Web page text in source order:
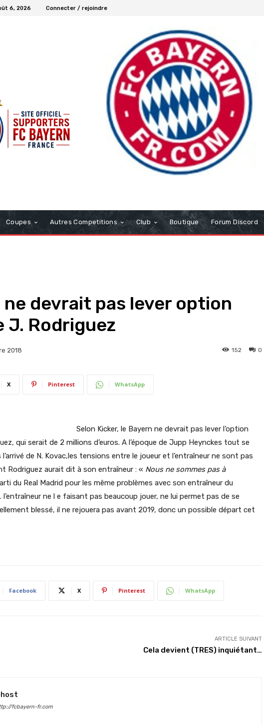
6, 2026 Connecter / rejoindre
Coupes Autres Competitions Club Boutique Forum Discord
ne devrait pas lever option
J. Rodriguez
2018 0
152
X Pinterest WhatsApp
Selon Kicker, le Bayern ne devrait pas lever l’option
qui serait de 2 millions d’euros. A l’époque de Jupp Heynckes tout se
de N. Kovac,les tensions entre le joueur et l’entraîneur ne sont pas
Rodriguez aurait dit à son entraîneur : « Nous ne sommes pas à
du Real Madrid pour les même problèmes avec son entraîneur du
ne l e faisant pas beaucoup jouer, ne lui permet pas de se
blessé, il ne rejouera pas avant 2019, donc un possible départ cet
Facebook X Pinterest WhatsApp
ARTICLE SUIVANT
Cela devient (TRES) inquiétant…
fcbayern-fr.com